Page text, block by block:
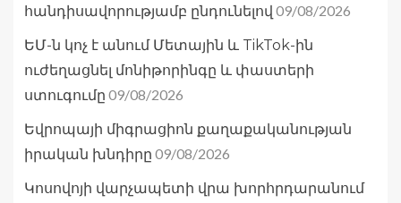
հանդիսավորությամբ ընդունելով 09/08/2026
ԵՄ-ն կոչ է անում Մետային և TikTok-ին
ուժեղացնել մոնիթորինգը և փաստերի
ստուգումը 09/08/2026
Եվրոպայի միգրացիոն քաղաքականության
իրական խնդիրը 09/08/2026
Կոսովոյի վարչապետի վրա խորհրդարանում